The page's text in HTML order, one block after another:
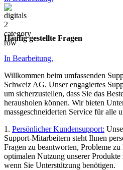
Häufig gestellte Fragen
In Bearbeitung.
Willkommen beim umfassenden
Schweiz AG. Unser engagiertes
um sicherzustellen, dass Sie das
herausholen können. Wir bieten
massgeschneiderten Service für alle
1. Persönlicher Kundensupport:
Support-Mitarbeitern steht Ihnen
Fragen zu beantworten, Probleme
optimalen Nutzung unserer
wenn Sie Unterstützung benötigen.